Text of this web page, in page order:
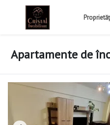
Apartamente de